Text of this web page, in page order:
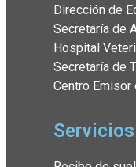
Dirección de
Secretaría de
Hospital
Secretaría de
Centro
Servicios